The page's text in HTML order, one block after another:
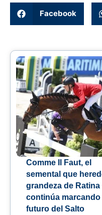
Facebook
Comme Il Faut, el
semental que
grandeza de Ratina
continúa marcando
futuro del Salto